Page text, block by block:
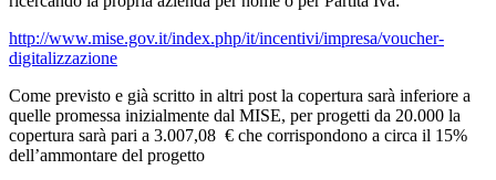
http://www.mise.gov.it/index.php/it/incentivi/impresa/voucher-
digitalizzazione
Come previsto e già scritto in altri post la copertura sarà inferiore a
quelle promessa inizialmente dal MISE, per progetti da 20.000 la
copertura sarà pari a 3.007,08 € che corrispondono a circa il 15%
dell’ammontare del progetto